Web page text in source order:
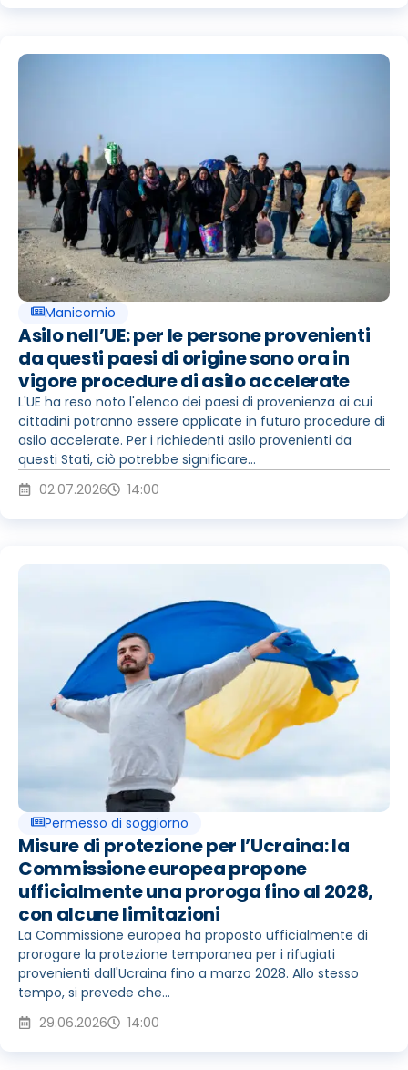
Manicomio
Asilo nell’UE: per le persone provenienti
da questi paesi di origine sono ora in
vigore procedure di asilo accelerate
L'UE ha reso noto l'elenco dei paesi di provenienza ai cui
cittadini potranno essere applicate in futuro procedure di
asilo accelerate. Per i richiedenti asilo provenienti da
questi Stati, ciò potrebbe significare...
02.07.2026
14:00
Permesso di soggiorno
Misure di protezione per l’Ucraina: la
Commissione europea propone
ufficialmente una proroga fino al 2028,
con alcune limitazioni
La Commissione europea ha proposto ufficialmente di
prorogare la protezione temporanea per i rifugiati
provenienti dall'Ucraina fino a marzo 2028. Allo stesso
tempo, si prevede che...
29.06.2026
14:00